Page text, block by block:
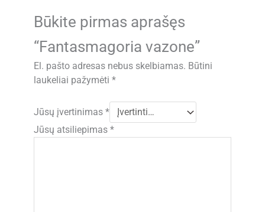
Būkite pirmas aprašęs
“Fantasmagoria vazone”
El. pašto adresas nebus skelbiamas. Būtini
laukeliai pažymėti*
Jūsų įvertinimas*
Jūsų atsiliepimas*